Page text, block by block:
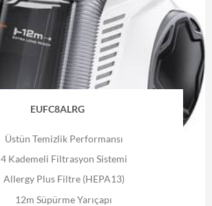
EUFC8ALRG
Üstün Temizlik Performansı
4 Kademeli Filtrasyon Sistemi
Allergy Plus Filtre (HEPA13)
12m Süpürme Yarıçapı